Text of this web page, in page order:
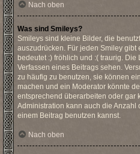
Nach oben
Was sind Smileys?
Smileys sind kleine Bilder, die
auszudrücken. Für jeden Smiley gibt
bedeutet :) fröhlich und :( traurig.
Verfassen eines Beitrags sehen.
zu häufig zu benutzen, sie können
machen und ein Moderator könnte
entsprechend überarbeiten oder gar
Administration kann auch die Anzahl
einem Beitrag benutzen kannst.
Nach oben